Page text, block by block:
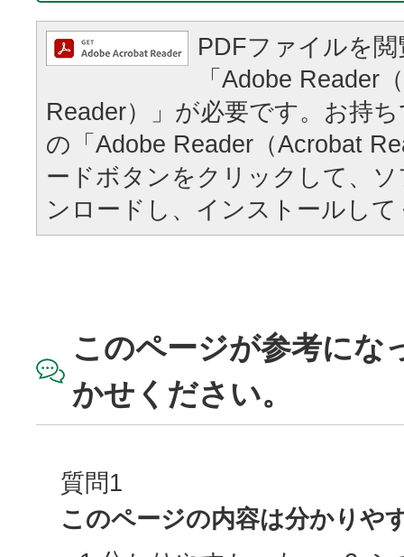
PDFファイルを
「Adobe Reader
Reader）」が必要です。お持
の「Adobe Reader（Acrobat
ードボタンをクリックして、
ンロードし、インストールし
このページが参考にな
かせください。
質問1
このページの内容は分かりや